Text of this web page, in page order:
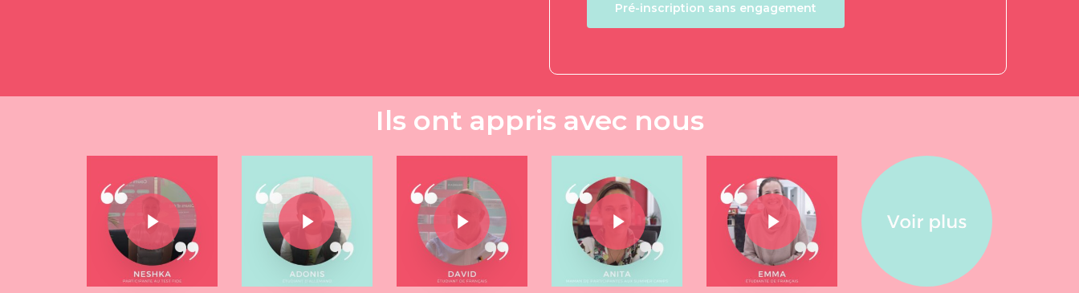
Pré-inscription sans engagement
Ils ont appris avec nous
Play Video
Play Video
Play Video
Play Video
Play Video
Play Video
Play Video
Play Video
Play Video
Play Video